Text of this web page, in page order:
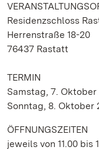
Residenzschloss
Herrenstraße 18-20
76437 Rastatt
TERMIN
Samstag, 7. Oktober
Sonntag, 8. Oktober
ÖFFNUNGSZEITEN
jeweils von 11.00 bis